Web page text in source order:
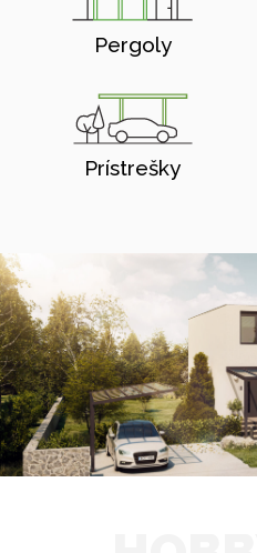
Pergoly
Prístrešky